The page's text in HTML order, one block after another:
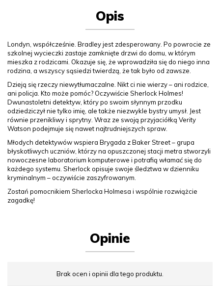
Opis
Londyn, współcześnie. Bradley jest zdesperowany. Po powrocie ze
szkolnej wycieczki zastaje zamknięte drzwi do domu, w którym
mieszka z rodzicami. Okazuje się, że wprowadziła się do niego inna
rodzina, a wszyscy sąsiedzi twierdzą, że tak było od zawsze.
Dzieją się rzeczy niewytłumaczalne. Nikt ci nie wierzy – ani rodzice,
ani policja. Kto może pomóc? Oczywiście Sherlock Holmes!
Dwunastoletni detektyw, który po swoim słynnym przodku
odziedziczył nie tylko imię, ale także niezwykle bystry umysł. Jest
równie przenikliwy i sprytny. Wraz ze swoją przyjaciółką Verity
Watson podejmuje się nawet najtrudniejszych spraw.
Młodych detektywów wspiera Brygada z Baker Street – grupa
błyskotliwych uczniów, którzy na opuszczonej stacji metra stworzyli
nowoczesne laboratorium komputerowe i potrafią włamać się do
każdego systemu. Sherlock opisuje swoje śledztwa w dzienniku
kryminalnym – oczywiście zaszyfrowanym.
Zostań pomocnikiem Sherlocka Holmesa i wspólnie rozwiążcie
zagadkę!
Opinie
Brak ocen i opinii dla tego produktu.